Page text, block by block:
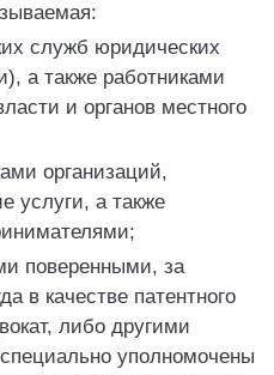
служб юридических
а также работниками
и органов местного
организаций,
услуги, а также
поверенными, за
в качестве патентного
либо другими
уполномочены